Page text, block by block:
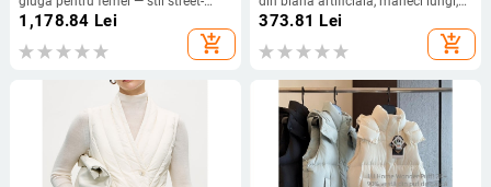
hipster, blană de iepure
1,178.84 Lei
add_shopping_cart
decolteu în V, stil elegant, lungime
373.81 Lei
add_shopping_cart